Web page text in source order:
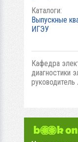
Каталоги:
Выпускные
ИГЭУ
Кафедра
диагностики